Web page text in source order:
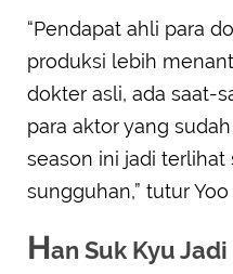
“Pendapat ahli para
produksi lebih
dokter asli, ada saat-
para aktor yang
season ini jadi terlihat
sungguhan,” tutur Yoo
Han Suk Kyu